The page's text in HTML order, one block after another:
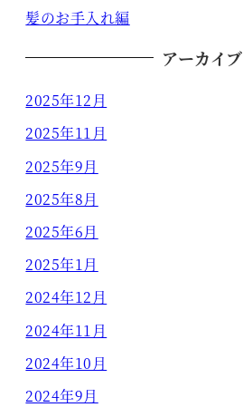
髪のお手入れ編
アーカイブ
2025年12月
2025年11月
2025年9月
2025年8月
2025年6月
2025年1月
2024年12月
2024年11月
2024年10月
2024年9月